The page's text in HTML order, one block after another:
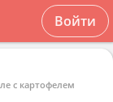
Войти
с картофелем